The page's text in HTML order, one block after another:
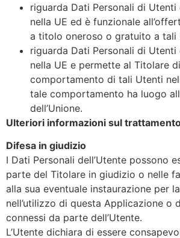
riguarda Dati Personali di
nella UE ed è funzionale
a titolo oneroso o gratuito a tali
riguarda Dati Personali di
nella UE e permette al Titolare
comportamento di tali Utenti
tale comportamento ha luogo
dell’Unione.
Ulteriori informazioni sul
Difesa in giudizio
I Dati Personali dell’Utente possono
parte del Titolare in giudizio o nelle
alla sua eventuale instaurazione per
nell’utilizzo di questa Applicazione o
connessi da parte dell’Utente.
L’Utente dichiara di essere